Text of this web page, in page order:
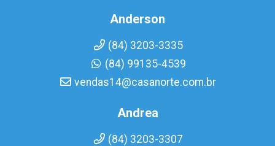
Anderson
(84) 3203-3335
(84) 99135-4539
vendas14@casanorte.com.br
Andrea
(84) 3203-3307